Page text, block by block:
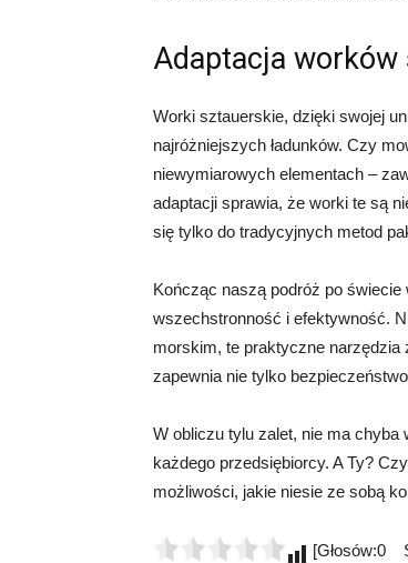
Adaptacja worków
Worki sztauerskie, dzięki swojej
najróżniejszych ładunków. Czy
niewymiarowych elementach –
adaptacji sprawia, że worki te są
się tylko do tradycyjnych metod
Kończąc naszą podróż po
wszechstronność i efektywność.
morskim, te praktyczne
zapewnia nie tylko
W obliczu tylu zalet, nie ma
każdego przedsiębiorcy. A Ty?
możliwości, jakie niesie ze sobą
[Głosów:0